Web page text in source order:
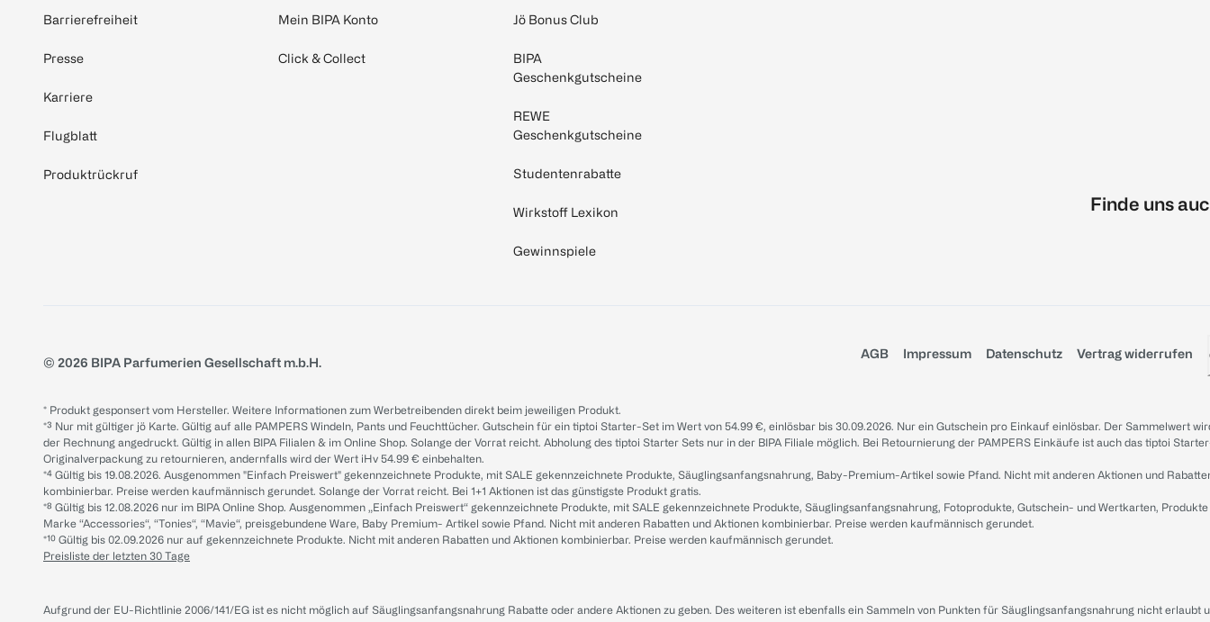
Barrierefreiheit
Presse
Karriere
Flugblatt
Produktrückruf
Mein BIPA Konto
Click & Collect
Jö Bonus Club
BIPA
Geschenkgutscheine
REWE
Geschenkgutscheine
Studentenrabatte
Wirkstoff Lexikon
Gewinnspiele
Finde uns
© 2026 BIPA Parfumerien Gesellschaft m.b.H.
AGB Impressum Datenschutz Vertrag widerrufen
* Produkt gesponsert vom Hersteller. Weitere Informationen zum Werbetreibenden direkt beim jeweiligen Produkt.
*³ Nur mit gültiger jö Karte. Gültig auf alle PAMPERS Windeln, Pants und Feuchttücher. Gutschein für ein tiptoi Starter-Set im Wert von 54.99 €, einlösbar bis 30.09.2026. Nur ein Gutschein pro Einkauf einlösbar. Der Sammelwert
der Rechnung angedruckt. Gültig in allen BIPA Filialen & im Online Shop. Solange der Vorrat reicht. Abholung des tiptoi Starter Sets nur in der BIPA Filiale möglich. Bei Retournierung der PAMPERS Einkäufe ist auch das tiptoi
Originalverpackung zu retournieren, andernfalls wird der Wert iHv 54.99 € einbehalten.
*⁴ Gültig bis 19.08.2026. Ausgenommen "Einfach Preiswert" gekennzeichnete Produkte, mit SALE gekennzeichnete Produkte, Säuglingsanfangsnahrung, Baby-Premium-Artikel sowie Pfand. Nicht mit anderen Aktionen und
kombinierbar. Preise werden kaufmännisch gerundet. Solange der Vorrat reicht. Bei 1+1 Aktionen ist das günstigste Produkt gratis.
*⁸ Gültig bis 12.08.2026 nur im BIPA Online Shop. Ausgenommen „Einfach Preiswert“ gekennzeichnete Produkte, mit SALE gekennzeichnete Produkte, Säuglingsanfangsnahrung, Fotoprodukte, Gutschein- und Wertkarten,
Marke “Accessories“, “Tonies“, “Mavie“, preisgebundene Ware, Baby Premium- Artikel sowie Pfand. Nicht mit anderen Rabatten und Aktionen kombinierbar. Preise werden kaufmännisch gerundet.
*¹⁰ Gültig bis 02.09.2026 nur auf gekennzeichnete Produkte. Nicht mit anderen Rabatten und Aktionen kombinierbar. Preise werden kaufmännisch gerundet.
Preisliste der letzten 30 Tage
Aufgrund der EU-Richtlinie 2006/141/EG ist es nicht möglich auf Säuglingsanfangsnahrung Rabatte oder andere Aktionen zu geben. Des weiteren ist ebenfalls ein Sammeln von Punkten für Säuglingsanfangsnahrung nicht erlaubt